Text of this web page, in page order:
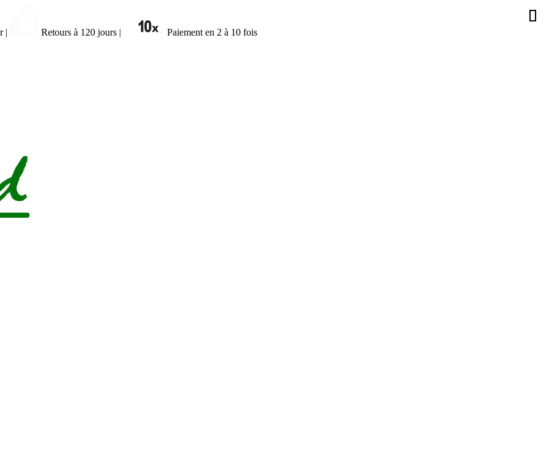
| Retours à 120 jours |
Paiement en 2 à 10 fois






































